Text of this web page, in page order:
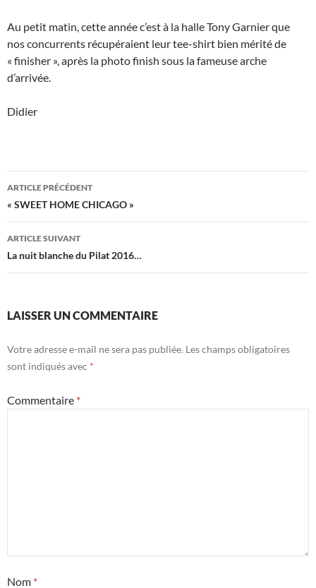
Au petit matin, cette année c’est à la halle Tony Garnier que
nos concurrents récupéraient leur tee-shirt bien mérité de
« finisher », après la photo finish sous la fameuse arche
d’arrivée.
Didier
Navigation
des
articles
ARTICLE PRÉCÉDENT
« SWEET HOME CHICAGO »
ARTICLE SUIVANT
La nuit blanche du Pilat 2016…
LAISSER UN COMMENTAIRE
Votre adresse e-mail ne sera pas publiée. Les champs obligatoires
sont indiqués avec *
Commentaire *
Nom *